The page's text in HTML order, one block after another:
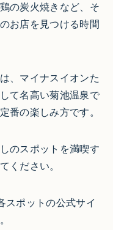
の炭火焼きなど、そ
お店を見つける時間
、マイナスイオンた
て名高い菊池温泉で
番の楽しみ方です。
のスポットを満喫す
ください。
スポットの公式サイ